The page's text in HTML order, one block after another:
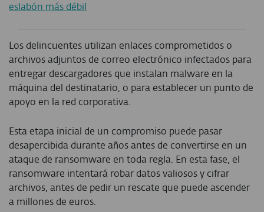
eslabón más débil
Los delincuentes utilizan enlaces comprometidos o
archivos adjuntos de correo electrónico infectados para
entregar descargadores que instalan malware en la
máquina del destinatario, o para establecer un punto de
apoyo en la red corporativa.
Esta etapa inicial de un compromiso puede pasar
desapercibida durante años antes de convertirse en un
ataque de ransomware en toda regla. En esta fase, el
ransomware intentará robar datos valiosos y cifrar
archivos, antes de pedir un rescate que puede ascender
a millones de euros.